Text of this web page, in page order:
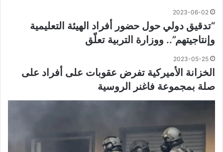
2023-06-02
“تدقيق دولي حول حضور أفراد الهيئة التعليمية
وإنتاجيتهم”.. ووزارة التربية تعلّق
2023-05-25
الخزانة الأميركية تفرض عقوبات على أفراد على
صلة بمجموعة فاغنر الروسية